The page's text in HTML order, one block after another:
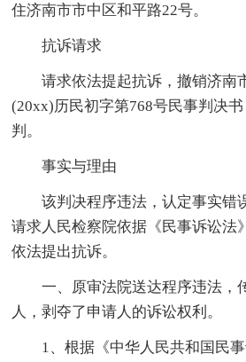
住济南市市中区和平路22号。
抗诉请求
请求依法提起抗诉，撤销济南
(20xx)历民初字第768号民事判决
判。
事实与理由
该判决程序违法，认定事实错
请求人民检察院依据《民事诉讼法
依法提出抗诉。
一、原审法院送达程序违法，
人，剥夺了申请人的诉讼权利。
1、根据《中华人民共和国民事